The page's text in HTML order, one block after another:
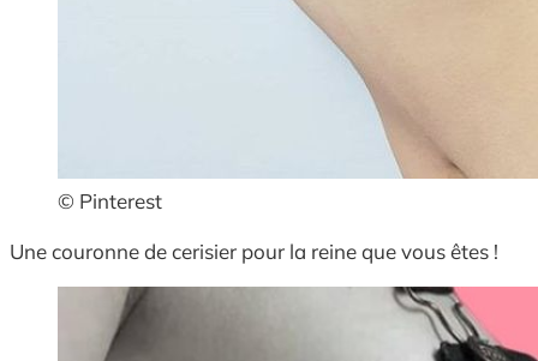
© Pinterest
Une couronne de cerisier pour la reine que vous êtes !